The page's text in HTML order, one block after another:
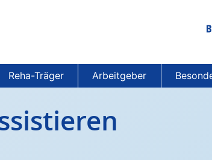
Reha-Träger Arbeitgeber